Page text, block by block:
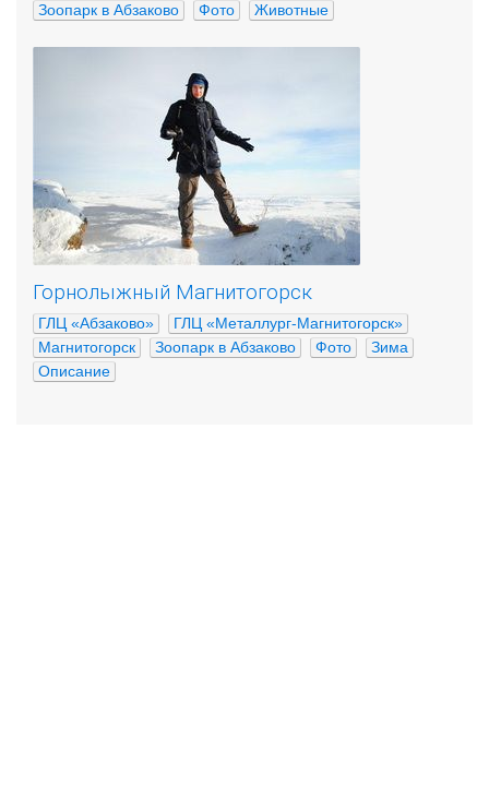
Зоопарк в Абзаково Фото Животные
Горнолыжный Магнитогорск
ГЛЦ «Абзаково»
ГЛЦ «Металлург-Магнитогорск»
Магнитогорск
Зоопарк в Абзаково Фото
Зима
Описание